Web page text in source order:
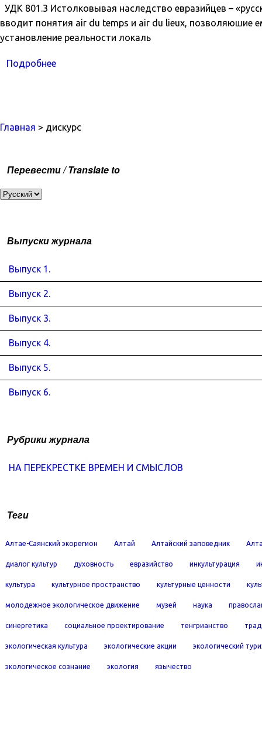
УДК 801.3 Истолковывая наследство евразийцев –
вводит понятия air du temps и air du lieux, позволяюшие
установление реальности локаль
Подробнее
Главная > дискурс
Перевести / Translate to
Выпуски журнала
Выпуск 1.
Выпуск 2.
Выпуск 3.
Выпуск 4.
Выпуск 5.
Выпуск 6.
Рубрики журнала
НА ПЕРЕКРЕСТКЕ ВРЕМЕН И СМЫСЛОВ
Теги
Алтае-Саянский экорегион Алтай Алтайский заповедник
диалог культур духовность евразийство инкультурация
культура культурное пространство культурные ценности
молодежное экологическое движение музей наука
синергетика социальное проектирование тенгрианство
экологическая культура экологические акции экологический
экологическое сознание экология язычество